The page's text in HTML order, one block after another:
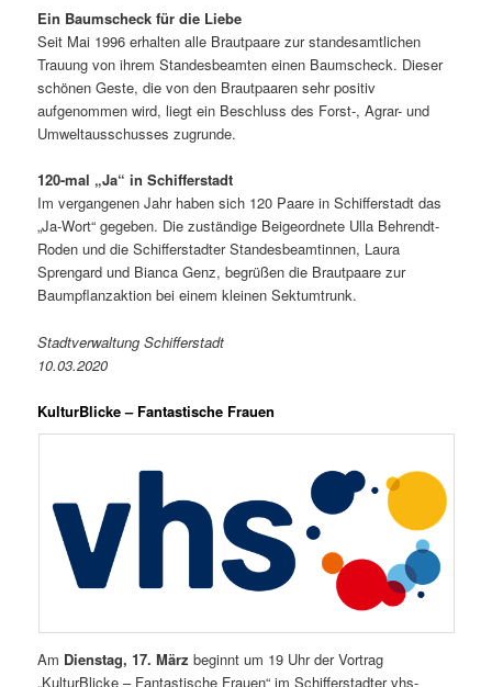
Ein Baumscheck für die Liebe
Seit Mai 1996 erhalten alle Brautpaare zur standesamtlichen
Trauung von ihrem Standesbeamten einen Baumscheck. Dieser
schönen Geste, die von den Brautpaaren sehr positiv
aufgenommen wird, liegt ein Beschluss des Forst-, Agrar- und
Umweltausschusses zugrunde.
120-mal „Ja“ in Schifferstadt
Im vergangenen Jahr haben sich 120 Paare in Schifferstadt das
„Ja-Wort“ gegeben. Die zuständige Beigeordnete Ulla Behrendt-
Roden und die Schifferstadter Standesbeamtinnen, Laura
Sprengard und Bianca Genz, begrüßen die Brautpaare zur
Baumpflanzaktion bei einem kleinen Sektumtrunk.
Stadtverwaltung Schifferstadt
10.03.2020
KulturBlicke – Fantastische Frauen
Am Dienstag, 17. März beginnt um 19 Uhr der Vortrag
„KulturBlicke – Fantastische Frauen“ im Schifferstadter vhs-